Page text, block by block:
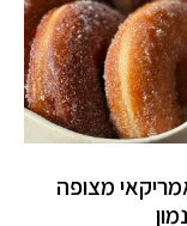
מצופה